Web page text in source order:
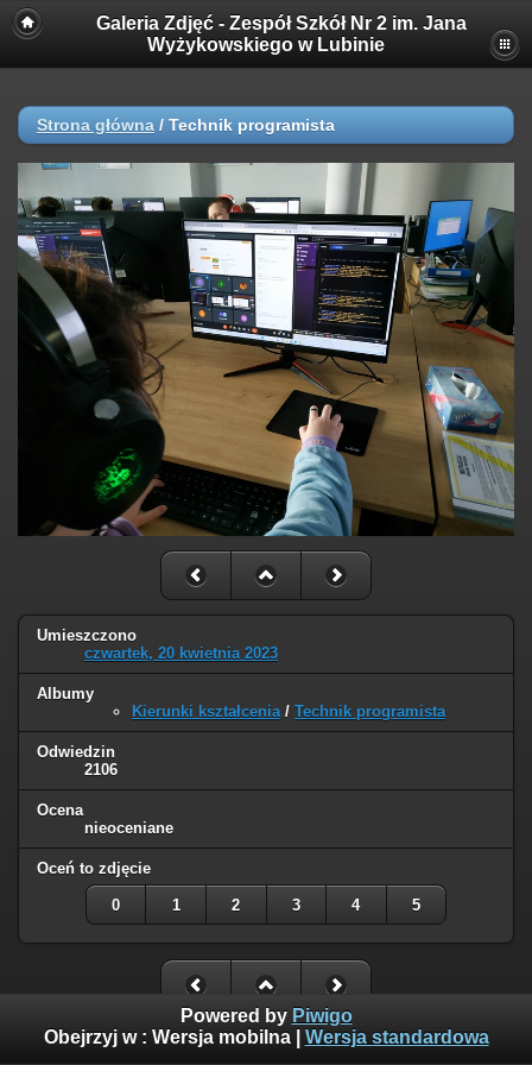
Galeria Zdjęć - Zespół Szkół Nr 2 im. Jana
Wyżykowskiego w Lubinie
Strona główna / Technik programista
Umieszczono
czwartek, 20 kwietnia 2023
Albumy
Kierunki kształcenia/ Technik programista
Odwiedzin
2106
Ocena
nieoceniane
Oceń to zdjęcie
0 1 2 3 4 5
Powered by Piwigo
Obejrzyj w : Wersja mobilna| Wersja standardowa